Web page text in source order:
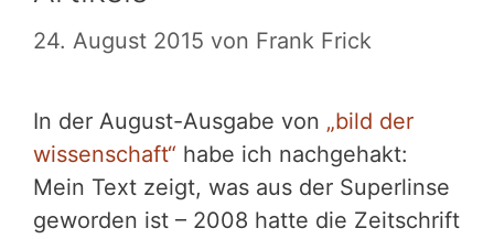
24. August 2015 von Frank Frick
In der August-Ausgabe von „bild der
wissenschaft“ habe ich nachgehakt:
Mein Text zeigt, was aus der Superlinse
geworden ist – 2008 hatte die Zeitschrift